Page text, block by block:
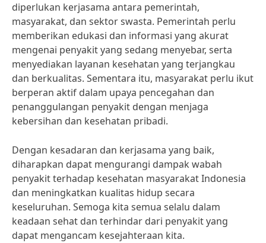
diperlukan kerjasama antara pemerintah,
masyarakat, dan sektor swasta. Pemerintah perlu
memberikan edukasi dan informasi yang akurat
mengenai penyakit yang sedang menyebar, serta
menyediakan layanan kesehatan yang terjangkau
dan berkualitas. Sementara itu, masyarakat perlu ikut
berperan aktif dalam upaya pencegahan dan
penanggulangan penyakit dengan menjaga
kebersihan dan kesehatan pribadi.
Dengan kesadaran dan kerjasama yang baik,
diharapkan dapat mengurangi dampak wabah
penyakit terhadap kesehatan masyarakat Indonesia
dan meningkatkan kualitas hidup secara
keseluruhan. Semoga kita semua selalu dalam
keadaan sehat dan terhindar dari penyakit yang
dapat mengancam kesejahteraan kita.